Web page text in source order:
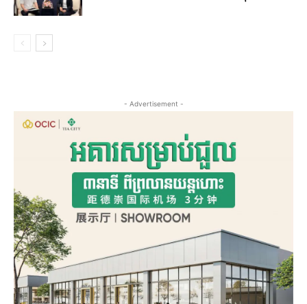
- Advertisement -